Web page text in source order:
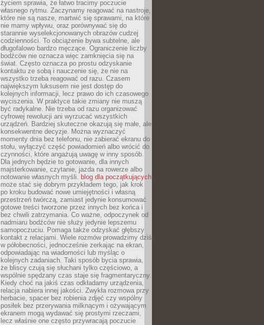
życiem sprawia, że łatwo tracimy poczucie
własnego rytmu. Zaczynamy reagować na nastroje,
które nie są nasze, martwić się sprawami, na które
nie mamy wpływu, oraz porównywać się do
starannie wyselekcjonowanych obrazów cudzej
codzienności. To obciążenie bywa subtelne, ale
długofalowo bardzo męczące. Ograniczenie liczby
bodźców nie oznacza więc zamknięcia się na
świat. Często oznacza po prostu odzyskanie
kontaktu ze sobą i nauczenie się, że nie na
wszystko trzeba reagować od razu. Czasem
największym luksusem nie jest dostęp do
kolejnych informacji, lecz prawo do ich czasowego
wyciszenia. W praktyce takie zmiany nie muszą
być radykalne. Nie trzeba od razu organizować
cyfrowej rewolucji ani wyrzucać wszystkich
urządzeń. Bardziej skuteczne okazują się małe, ale
konsekwentne decyzje. Można wyznaczyć
momenty dnia bez telefonu, nie zabierać ekranu do
stołu, wyłączyć część powiadomień albo wrócić do
czynności, które angażują uwagę w inny sposób.
Dla jednych będzie to gotowanie, dla innych
majsterkowanie, czytanie, jazda na rowerze albo
notowanie własnych myśli. blog dla początkujących
może stać się dobrym przykładem tego, jak krok
po kroku budować nowe umiejętności i własną
przestrzeń twórczą, zamiast jedynie konsumować
gotowe treści tworzone przez innych bez końca i
bez chwili zatrzymania. Co ważne, odpoczynek od
nadmiaru bodźców nie służy jedynie lepszemu
samopoczuciu. Pomaga także odzyskać głębszy
kontakt z relacjami. Wiele rozmów prowadzimy dziś
w półobecności, jednocześnie zerkając na ekran,
odpowiadając na wiadomości lub myśląc o
kolejnych zadaniach. Taki sposób bycia sprawia,
że bliscy czują się słuchani tylko częściowo, a
wspólnie spędzany czas staje się fragmentaryczny.
Kiedy choć na jakiś czas odkładamy urządzenia,
relacja nabiera innej jakości. Zwykła rozmowa przy
herbacie, spacer bez robienia zdjęć czy wspólny
posiłek bez przerywania milknącym i ożywającym
ekranem mogą wydawać się prostymi rzeczami,
lecz właśnie one często przywracają poczucie